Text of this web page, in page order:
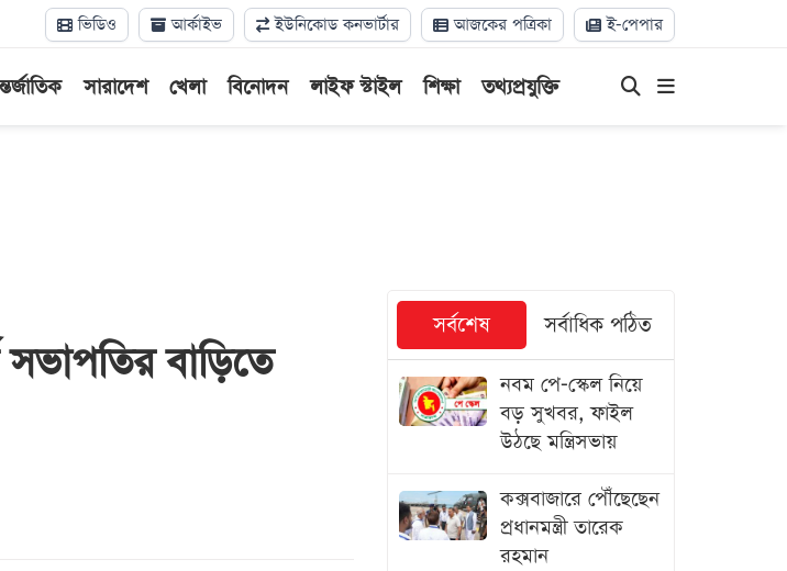
ভিডিও আর্কাইভ ইউনিকোড কনভার্টার আজকের পত্রিকা ই-পেপার
সারাদেশ খেলা বিনোদন লাইফ স্টাইল শিক্ষা তথ্যপ্রযুক্তি
সভাপতির বাড়িতে
সর্বশেষ সর্বাধিক পঠিত
নবম পে-স্কেল নিয়ে
বড় সুখবর, ফাইল
উঠছে মন্ত্রিসভায়
কক্সবাজারে পৌঁছেছেন
প্রধানমন্ত্রী তারেক
রহমান